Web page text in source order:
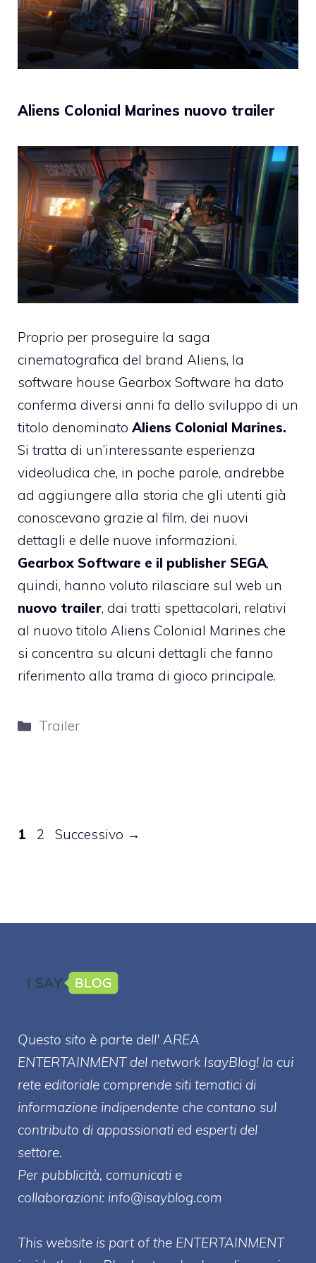
Aliens Colonial Marines nuovo trailer
Proprio per proseguire la saga
cinematografica del brand Aliens, la
software house Gearbox Software ha dato
conferma diversi anni fa dello sviluppo di un
titolo denominato Aliens Colonial Marines.
Si tratta di un’interessante esperienza
videoludica che, in poche parole, andrebbe
ad aggiungere alla storia che gli utenti già
conoscevano grazie al film, dei nuovi
dettagli e delle nuove informazioni.
Gearbox Software e il publisher SEGA,
quindi, hanno voluto rilasciare sul web un
nuovo trailer, dai tratti spettacolari, relativi
al nuovo titolo Aliens Colonial Marines che
si concentra su alcuni dettagli che fanno
riferimento alla trama di gioco principale.
Categorie
Trailer
Pagina
1 Pagina
2 Successivo →
Questo sito è parte dell' AREA
ENTERTAINMENT del network IsayBlog! la cui
rete editoriale comprende siti tematici di
informazione indipendente che contano sul
contributo di appassionati ed esperti del
settore.
Per pubblicità, comunicati e
collaborazioni: info@isayblog.com
This website is part of the ENTERTAINMENT